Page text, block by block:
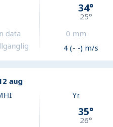
data
34°
25°
0 mm
4 (- -) m/s
aug
Yr
35°
26°